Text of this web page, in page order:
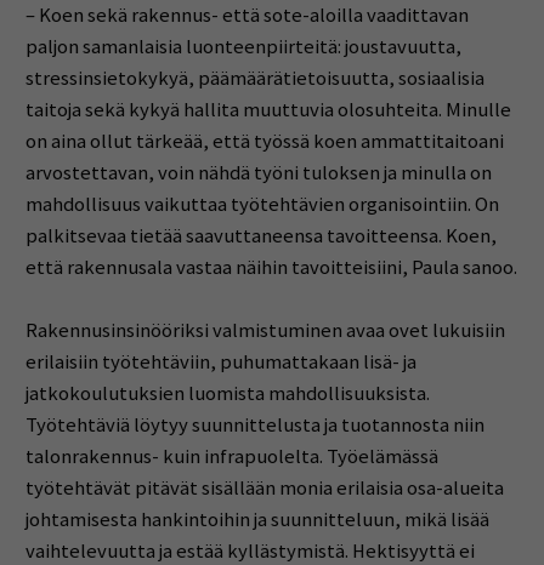
– Koen sekä rakennus- että sote-aloilla vaadittavan
paljon samanlaisia luonteenpiirteitä: joustavuutta,
stressinsietokykyä, päämäärätietoisuutta, sosiaalisia
taitoja sekä kykyä hallita muuttuvia olosuhteita. Minulle
on aina ollut tärkeää, että työssä koen ammattitaitoani
arvostettavan, voin nähdä työni tuloksen ja minulla on
mahdollisuus vaikuttaa työtehtävien organisointiin. On
palkitsevaa tietää saavuttaneensa tavoitteensa. Koen,
että rakennusala vastaa näihin tavoitteisiini, Paula sanoo.
Rakennusinsinööriksi valmistuminen avaa ovet lukuisiin
erilaisiin työtehtäviin, puhumattakaan lisä- ja
jatkokoulutuksien luomista mahdollisuuksista.
Työtehtäviä löytyy suunnittelusta ja tuotannosta niin
talonrakennus- kuin infrapuolelta. Työelämässä
työtehtävät pitävät sisällään monia erilaisia osa-alueita
johtamisesta hankintoihin ja suunnitteluun, mikä lisää
vaihtelevuutta ja estää kyllästymistä. Hektisyyttä ei